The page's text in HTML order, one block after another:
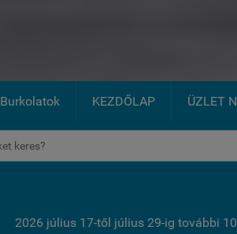
KEZDŐLAP ÜZLET
2026 július 17-től július 29-ig további